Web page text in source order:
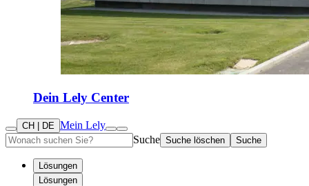
Dein Lely Center
CH | DE Mein Lely
Suche Suche löschen Suche
Lösungen
Lösungen